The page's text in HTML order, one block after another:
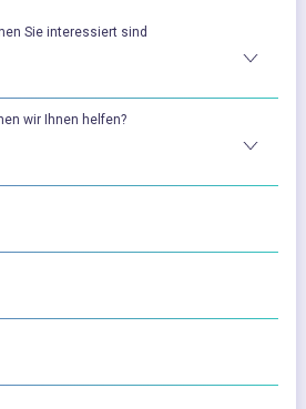
Sie interessiert sind
wir Ihnen helfen?